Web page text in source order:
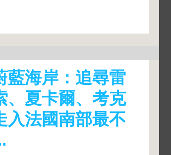
藍海岸：追尋雷
、夏卡爾、考克
入法國南部最不